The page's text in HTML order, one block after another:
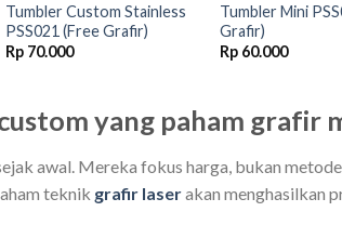
Tumbler Custom Stainless
PSS021 (Free Grafir)
Rp70.000
Tumbler Mini
Grafir)
Rp 60.000
yang paham grafir
awal. Mereka fokus harga, bukan
teknik grafir laserakan menghasilkan